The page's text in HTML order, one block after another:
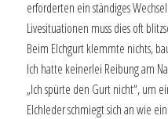
erforderten ein ständiges
Livesituationen muss dies oft
Beim Elchgurt klemmte nichts,
Ich hatte keinerlei Reibung am
„Ich spürte den Gurt nicht“, um
Elchleder schmiegt sich an wie